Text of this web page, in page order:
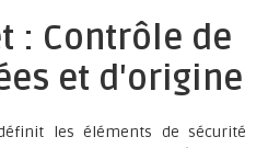
: Contrôle de
et d'origine
les éléments de sécurité